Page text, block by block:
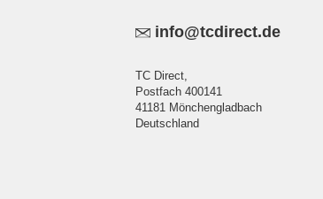
info@tcdirect.de
TC Direct,
Postfach 400141
41181 Mönchengladbach
Deutschland